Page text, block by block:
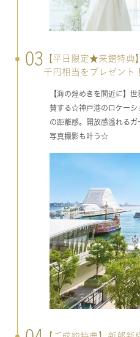
03 【平日限定★来館特典
千円相当をプレゼント！
【海の煌めきを間近に】
賛する☆神戸港のロケー
の距離感。開放感溢れる
写真撮影も叶う☆